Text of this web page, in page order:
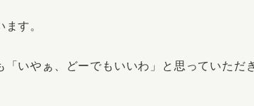
す。
いやぁ、どーでもいいわ」と思っていただ